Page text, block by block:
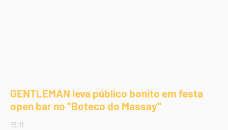
GENTLEMAN leva público bonito em festa
open bar no "Boteco do Massay"
15:11